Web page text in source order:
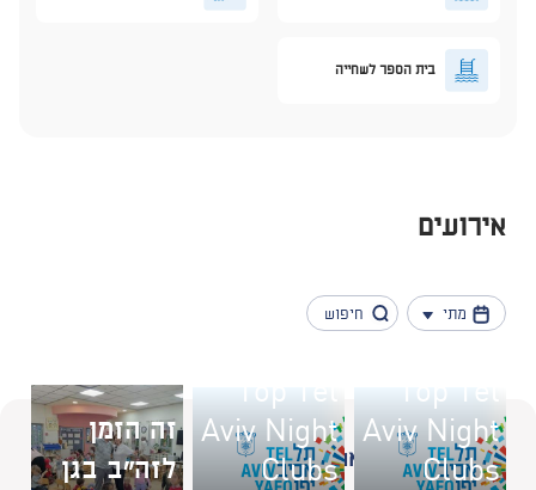
בית הספר לשחייה
אירועים
מתי
נמצאו 2617 תוצאות
Top Tel
Aviv Night
Clubs
Top Tel
Aviv Night
Clubs
זה הזמן
לזה"ב בגן